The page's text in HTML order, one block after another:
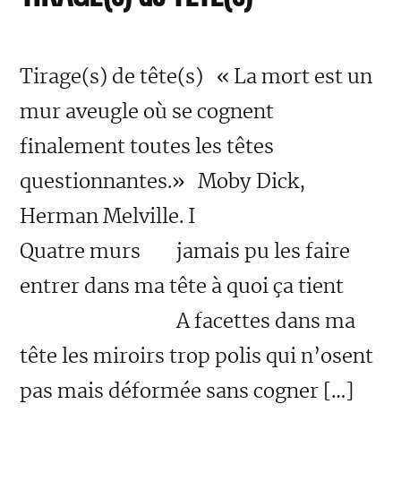
Tirage(s) de tête(s) « La mort est un
mur aveugle où se cognent
finalement toutes les têtes
questionnantes.» Moby Dick,
Herman Melville. I
Quatre murs jamais pu les faire
entrer dans ma tête à quoi ça tient
A facettes dans ma
tête les miroirs trop polis qui n’osent
pas mais déformée sans cogner […]